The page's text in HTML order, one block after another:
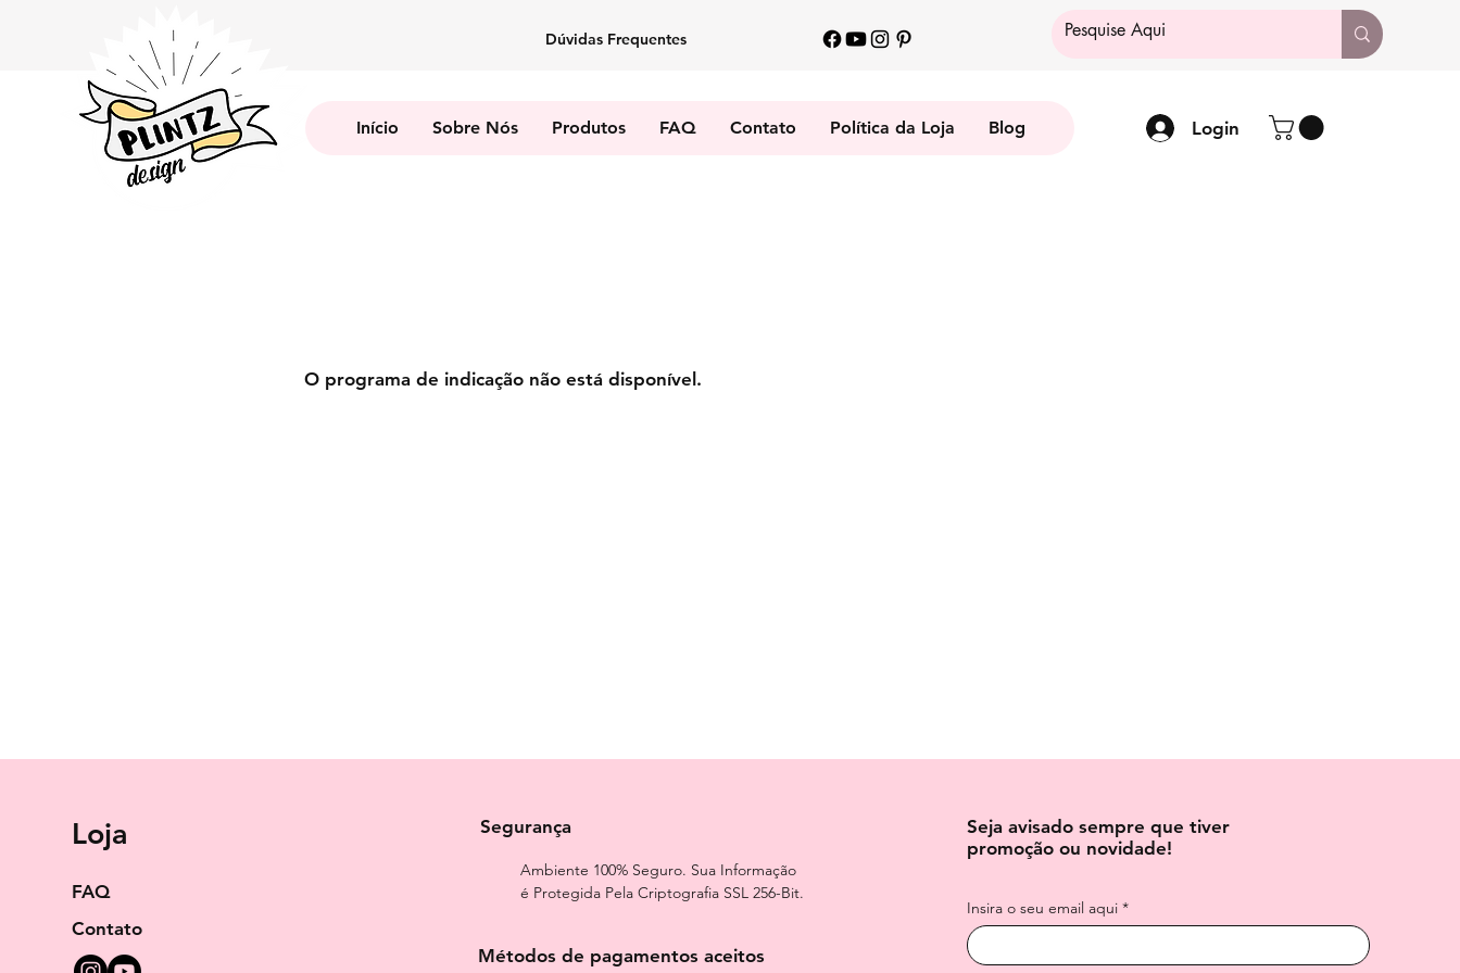
Dúvidas Frequentes
Início Sobre Nós Produtos FAQ Contato Política da Loja Blog Login
O programa de indicação não está disponível.
Loja
FAQ
Contato
Segurança
Ambiente 100% Seguro. Sua Informação
é Protegida Pela Criptografia SSL 256-Bit.
Métodos de pagamentos aceitos
Seja avisado sempre que tiver
promoção ou novidade!
Insira o seu email aqui